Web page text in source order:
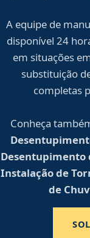
A equipe de
disponível 24
em situações
substituição
completas
Conheça
Desentupimento
Instalação de
de